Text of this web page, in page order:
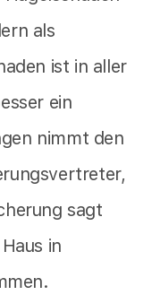
als
ist in aller
ein
nimmt den
sagt
in